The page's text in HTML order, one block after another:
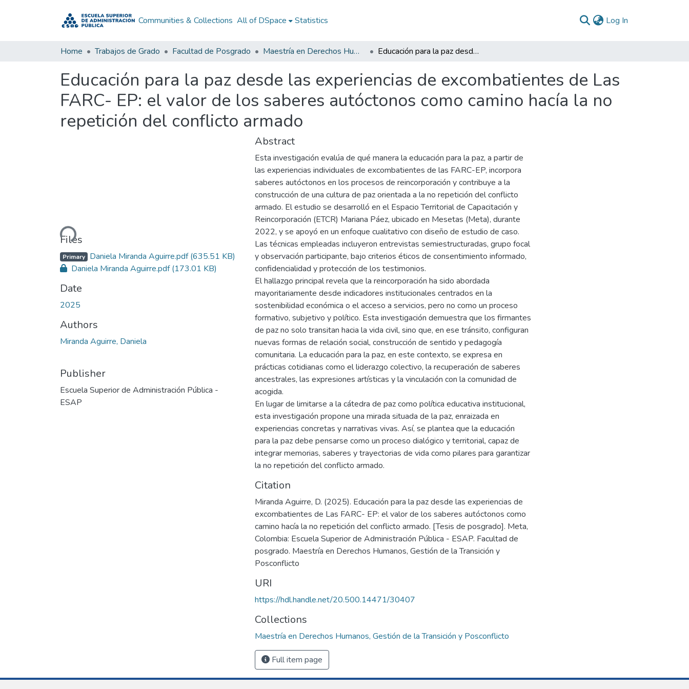
Communities & Collections All of DSpace Statistics Log In
Home Trabajos de Grado Facultad de Posgrado Maestría en Derechos Humanos, Gestión de la Transición y Posconflicto Educación para la paz desde las experiencias de excombatientes de Las FARC- EP: el valor de los saberes autóctonos como camino hacía la no repetición del conflicto armado
Educación para la paz desde las experiencias de excombatientes de Las
FARC- EP: el valor de los saberes autóctonos como camino hacía la no
repetición del conflicto armado
Loading...
Files
Primary Daniela Miranda Aguirre.pdf(635.51 KB)
Daniela Miranda Aguirre.pdf(173.01 KB)
Date
2025
Authors
Miranda Aguirre, Daniela
Publisher
Escuela Superior de Administración Pública -
ESAP
Abstract
Esta investigación evalúa de qué manera la educación para la paz, a partir de
las experiencias individuales de excombatientes de las FARC-EP, incorpora
saberes autóctonos en los procesos de reincorporación y contribuye a la
construcción de una cultura de paz orientada a la no repetición del conflicto
armado. El estudio se desarrolló en el Espacio Territorial de Capacitación y
Reincorporación (ETCR) Mariana Páez, ubicado en Mesetas (Meta), durante
2022, y se apoyó en un enfoque cualitativo con diseño de estudio de caso.
Las técnicas empleadas incluyeron entrevistas semiestructuradas, grupo focal
y observación participante, bajo criterios éticos de consentimiento informado,
confidencialidad y protección de los testimonios.
El hallazgo principal revela que la reincorporación ha sido abordada
mayoritariamente desde indicadores institucionales centrados en la
sostenibilidad económica o el acceso a servicios, pero no como un proceso
formativo, subjetivo y político. Esta investigación demuestra que los firmantes
de paz no solo transitan hacia la vida civil, sino que, en ese tránsito, configuran
nuevas formas de relación social, construcción de sentido y pedagogía
comunitaria. La educación para la paz, en este contexto, se expresa en
prácticas cotidianas como el liderazgo colectivo, la recuperación de saberes
ancestrales, las expresiones artísticas y la vinculación con la comunidad de
acogida.
En lugar de limitarse a la cátedra de paz como política educativa institucional,
esta investigación propone una mirada situada de la paz, enraizada en
experiencias concretas y narrativas vivas. Así, se plantea que la educación
para la paz debe pensarse como un proceso dialógico y territorial, capaz de
integrar memorias, saberes y trayectorias de vida como pilares para garantizar
la no repetición del conflicto armado.
Citation
Miranda Aguirre, D. (2025). Educación para la paz desde las experiencias de
excombatientes de Las FARC- EP: el valor de los saberes autóctonos como
camino hacía la no repetición del conflicto armado. [Tesis de posgrado]. Meta,
Colombia: Escuela Superior de Administración Pública - ESAP. Facultad de
posgrado. Maestría en Derechos Humanos, Gestión de la Transición y
Posconflicto
URI
https://hdl.handle.net/20.500.14471/30407
Collections
Maestría en Derechos Humanos, Gestión de la Transición y Posconflicto
Full item page